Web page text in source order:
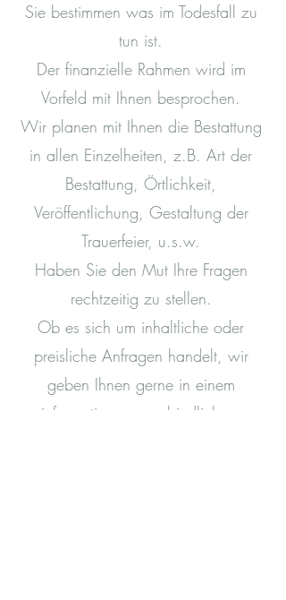
Sie bestimmen was im Todesfall zu
tun ist.
Der finanzielle Rahmen wird im
Vorfeld mit Ihnen besprochen.
Wir planen mit Ihnen die Bestattung
in allen Einzelheiten, z.B. Art der
Bestattung, Örtlichkeit,
Veröffentlichung, Gestaltung der
Trauerfeier, u.s.w.
Haben Sie den Mut Ihre Fragen
rechtzeitig zu stellen.
Ob es sich um inhaltliche oder
preisliche Anfragen handelt, wir
geben Ihnen gerne in einem
informativen, unverbindlichen,